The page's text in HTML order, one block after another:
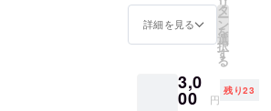
送りさ
せてい
ただき
ます！
詳細を見る
タ
ー
ン
を
選
択
す
る
3,0
00 円
残り23